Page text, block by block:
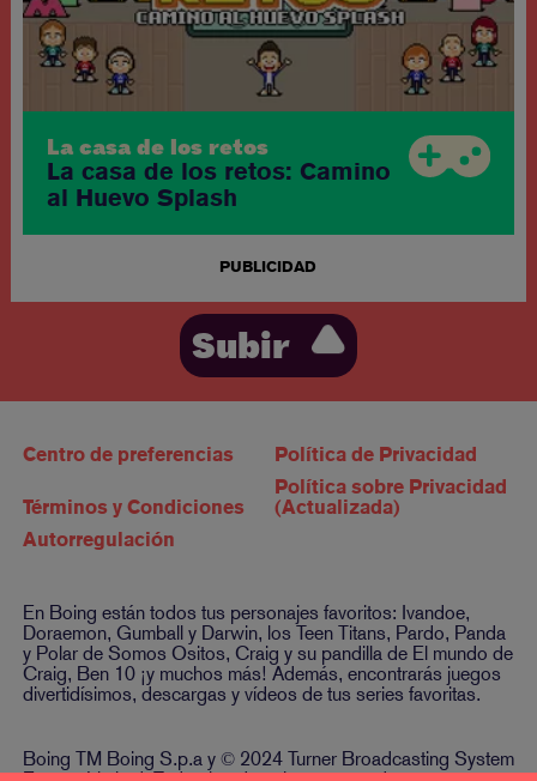
La casa de los retos
La casa de los retos: Camino
al Huevo Splash
PUBLICIDAD
Subir
Centro de preferencias Política de Privacidad
Términos y Condiciones
Política sobre Privacidad
(Actualizada)
Autorregulación
En Boing están todos tus personajes favoritos: Ivandoe,
Doraemon, Gumball y Darwin, los Teen Titans, Pardo, Panda
y Polar de Somos Ositos, Craig y su pandilla de El mundo de
Craig, Ben 10 ¡y muchos más! Además, encontrarás juegos
divertidísimos, descargas y vídeos de tus series favoritas.
Boing TM Boing S.p.a y © 2024 Turner Broadcasting System